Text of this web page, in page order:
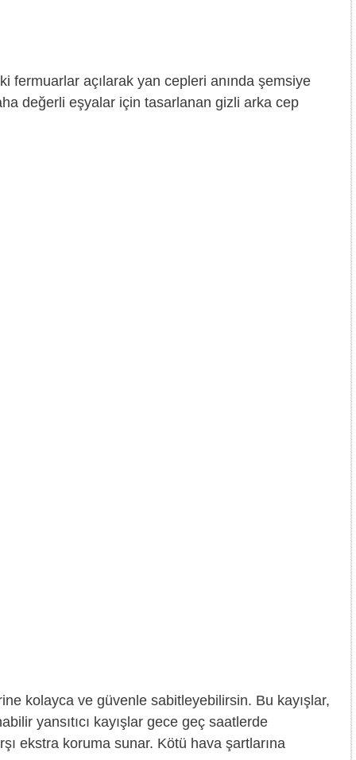
fermuarlar açılarak yan cepleri anında şemsiye
değerli eşyalar için tasarlanan gizli arka cep
kolayca ve güvenle sabitleyebilirsin. Bu kayışlar,
yansıtıcı kayışlar gece geç saatlerde
ekstra koruma sunar. Kötü hava şartlarına